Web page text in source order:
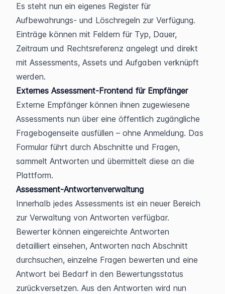
Es steht nun ein eigenes Register für
Aufbewahrungs- und Löschregeln zur Verfügung.
Einträge können mit Feldern für Typ, Dauer,
Zeitraum und Rechtsreferenz angelegt und direkt
mit Assessments, Assets und Aufgaben verknüpft
werden.
Externes Assessment-Frontend für Empfänger
Externe Empfänger können ihnen zugewiesene
Assessments nun über eine öffentlich zugängliche
Fragebogenseite ausfüllen – ohne Anmeldung. Das
Formular führt durch Abschnitte und Fragen,
sammelt Antworten und übermittelt diese an die
Plattform.
Assessment-Antwortenverwaltung
Innerhalb jedes Assessments ist ein neuer Bereich
zur Verwaltung von Antworten verfügbar.
Bewerter können eingereichte Antworten
detailliert einsehen, Antworten nach Abschnitt
durchsuchen, einzelne Fragen bewerten und eine
Antwort bei Bedarf in den Bewertungsstatus
zurückversetzen. Aus den Antworten wird nun